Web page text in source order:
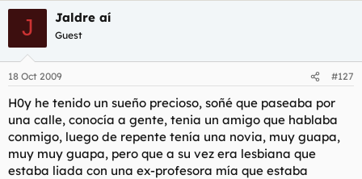
J Jaldre aí
Guest
18 Oct 2009 #127
H0y he tenido un sueño precioso, soñé que paseaba por
una calle, conocía a gente, tenia un amigo que hablaba
conmigo, luego de repente tenía una novia, muy guapa,
muy muy guapa, pero que a su vez era lesbiana que
estaba liada con una ex-profesora mía que estaba